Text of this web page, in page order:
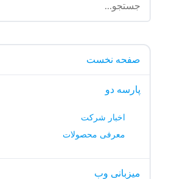
صفحه نخست
پارسه دو
اخبار شرکت
معرفی محصولات
میزبانی وب